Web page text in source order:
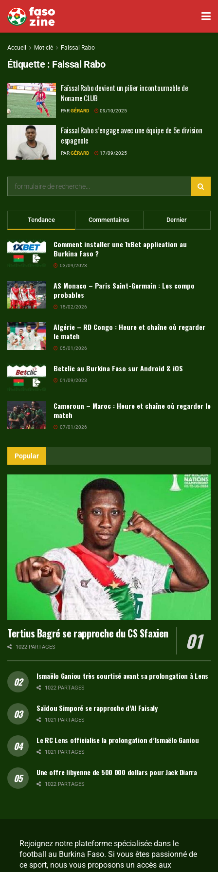
Accueil Mot-clé Faissal Rabo
Étiquette : Faissal Rabo
Faïssal Rabo devient un pilier incontournable de
Noname CLUB
PARGÉRARD 09/10/2025
Faissal Rabo s’engage avec une équipe de 5e division
espagnole
PARGÉRARD 17/09/2025
Tendance Commentaires Dernier
Comment installer une 1xBet application au
Burkina Faso ?
03/09/2023
AS Monaco – Paris Saint-Germain : Les compo
probables
15/02/2026
Algérie – RD Congo : Heure et chaîne où regarder
le match
05/01/2026
Betclic au Burkina Faso sur Android & iOS
01/09/2023
Cameroun – Maroc : Heure et chaîne où regarder le
match
07/01/2026
Popular
Tertius Bagré se rapproche du CS Sfaxien
1022 PARTAGES
Ismaëlo Ganiou très courtisé avant sa prolongation à Lens
1022 PARTAGES
Saïdou Simporé se rapproche d’Al Faisaly
1021 PARTAGES
Le RC Lens officialise la prolongation d’Ismaëlo Ganiou
1021 PARTAGES
Une offre libyenne de 500 000 dollars pour Jack Diarra
1022 PARTAGES
Rejoignez notre plateforme spécialisée dans le
football au Burkina Faso. Si vous êtes passionné de
ce sport, nous vous proposons un accès aux